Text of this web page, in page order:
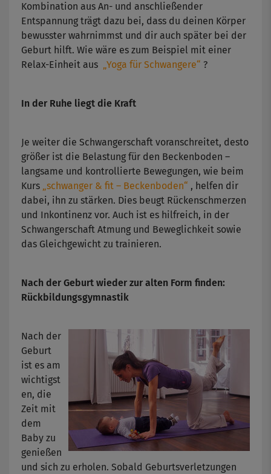
Kombination aus An- und anschließender
Entspannung trägt dazu bei, dass du deinen Körper
bewusster wahrnimmst und dir auch später bei der
Geburt hilft. Wie wäre es zum Beispiel mit einer
Relax-Einheit aus „Yoga für Schwangere“ ?
In der Ruhe liegt die Kraft
Je weiter die Schwangerschaft voranschreitet, desto
größer ist die Belastung für den Beckenboden –
langsame und kontrollierte Bewegungen, wie beim
Kurs „schwanger & fit – Beckenboden“ , helfen dir
dabei, ihn zu stärken. Dies beugt Rückenschmerzen
und Inkontinenz vor. Auch ist es hilfreich, in der
Schwangerschaft Atmung und Beweglichkeit sowie
das Gleichgewicht zu trainieren.
Nach der Geburt wieder zur alten Form finden:
Rückbildungsgymnastik
Nach der
Geburt
ist es am
wichtigst
en, die
Zeit mit
dem
Baby zu
genießen
und sich zu erholen. Sobald Geburtsverletzungen